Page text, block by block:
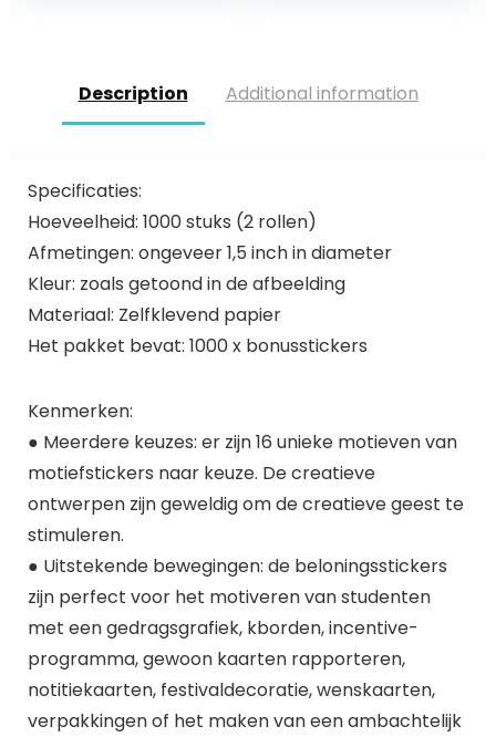
Description Additional information
Specificaties:
Hoeveelheid: 1000 stuks (2 rollen)
Afmetingen: ongeveer 1,5 inch in diameter
Kleur: zoals getoond in de afbeelding
Materiaal: Zelfklevend papier
Het pakket bevat: 1000 x bonusstickers
Kenmerken:
● Meerdere keuzes: er zijn 16 unieke motieven van
motiefstickers naar keuze. De creatieve
ontwerpen zijn geweldig om de creatieve geest te
stimuleren.
● Uitstekende bewegingen: de beloningsstickers
zijn perfect voor het motiveren van studenten
met een gedragsgrafiek, kborden, incentive-
programma, gewoon kaarten rapporteren,
notitiekaarten, festivaldecoratie, wenskaarten,
verpakkingen of het maken van een ambachtelijk